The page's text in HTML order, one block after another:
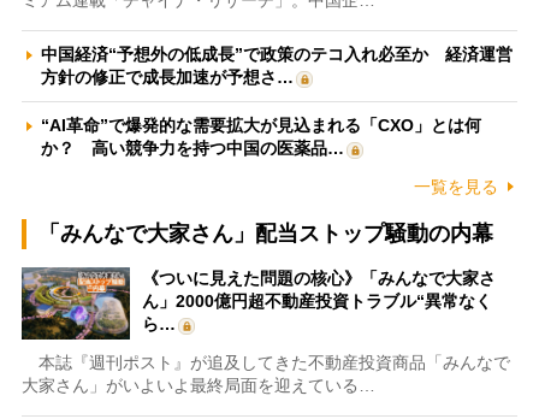
中国経済“予想外の低成長”で政策のテコ入れ必至か 経済運営
方針の修正で成長加速が予想さ…
“AI革命”で爆発的な需要拡大が見込まれる「CXO」とは何
か？ 高い競争力を持つ中国の医薬品…
一覧を見る
「みんなで大家さん」配当ストップ騒動の内幕
《ついに見えた問題の核心》「みんなで大家さ
ん」2000億円超不動産投資トラブル“異常なく
ら…
本誌『週刊ポスト』が追及してきた不動産投資商品「みんなで
大家さん」がいよいよ最終局面を迎えている…